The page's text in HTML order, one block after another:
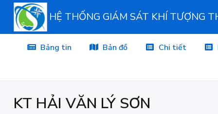
HỆ THỐNG GIÁM SÁT KHÍ TƯỢNG
Bảng tin Bản đồ Chi tiết
KT HẢI VĂN LÝ SƠN